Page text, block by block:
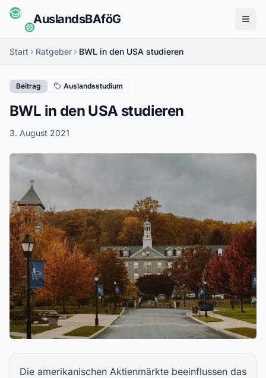
AuslandsBAföG
Start Ratgeber BWL in den USA studieren
Beitrag Auslandsstudium
BWL in den USA studieren
3. August 2021
Die amerikanischen Aktienmärkte beeinflussen das